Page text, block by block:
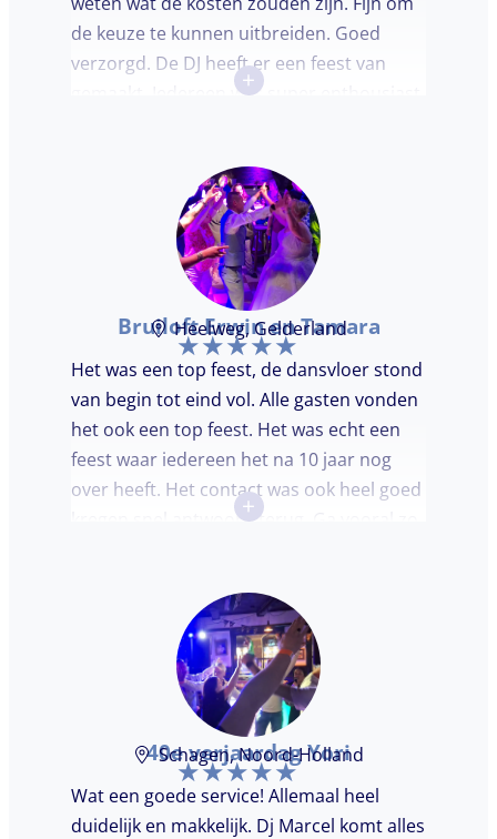
de keuze te kunnen uitbreiden. Goed
verzorgd. De DJ heeft er een feest van
gemaakt. Iedereen was super enthousiast,
over de DJ. Bij deze Marcel, top gedaan en
ik en mijn gasten genieten nog heerlijk na.
+
Bruiloft Erwin en Tamara
Heelweg, Gelderland
Het was een top feest, de dansvloer stond
van begin tot eind vol. Alle gasten vonden
het ook een top feest. Het was echt een
feest waar iedereen het na 10 jaar nog
over heeft. Het contact was ook heel goed
kregen snel antwoord terug. Ga vooral zo
+
40e verjaardag Yori
Schagen, Noord-Holland
Wat een goede service! Allemaal heel
duidelijk en makkelijk. Dj Marcel komt alles